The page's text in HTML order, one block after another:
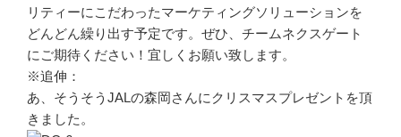
リティーにこだわったマーケティングソリューションを
どんどん繰り出す予定です。ぜひ、チームネクスゲート
にご期待ください！宜しくお願い致します。
※追伸：
あ、そうそうJALの森岡さんにクリスマスプレゼントを頂
きました。